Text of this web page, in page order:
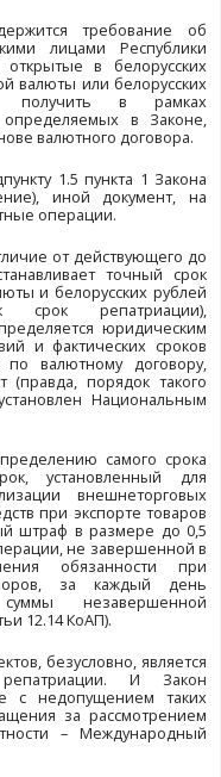
Республики
и валютном
Республики
контроля»,
Беларусь
(далее – Закон).
особенности
операций,
особенности
с участием
регулирования
содержится
лицами
открытые в
валюты или
получить
на основе
подпункту 1.5
соглашение), иной
валютные
в отличие от